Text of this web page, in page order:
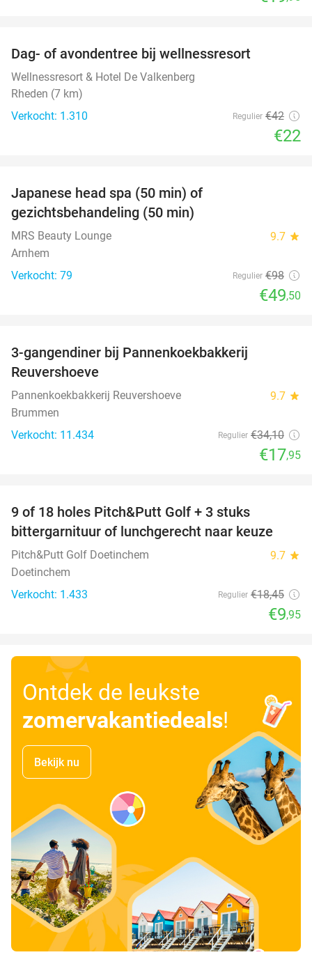
Dag- of avondentree bij wellnessresort
Wellnessresort & Hotel De Valkenberg
Rheden (7 km)
Verkocht: 1.310
Regulier €42
€22
Japanese head spa (50 min) of
gezichtsbehandeling (50 min)
MRS Beauty Lounge 9.7 star
Arnhem
Verkocht: 79
Regulier €98
€49,50
3-gangendiner bij Pannenkoekbakkerij
Reuvershoeve
Pannenkoekbakkerij Reuvershoeve 9.7 star
Brummen
Verkocht: 11.434
Regulier €34,10
€17,95
9 of 18 holes Pitch&Putt Golf + 3 stuks
bittergarnituur of lunchgerecht naar keuze
Pitch&Putt Golf Doetinchem 9.7 star
Doetinchem
Verkocht: 1.433
Regulier €18,45
€9,95
Ontdek de leukste
zomervakantiedeals!
Bekijk nu